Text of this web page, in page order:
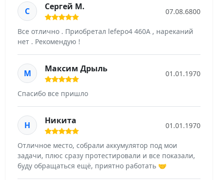
С Сергей М. 07.08.6800
Все отлично . Приобретал lefepo4 460A , нареканий
нет . Рекомендую !
М Максим Дрыль 01.01.1970
Спасибо все пришло
Н Никита 01.01.1970
Отличное место, собрали аккумулятор под мои
задачи, плюс сразу протестировали и все показали,
буду обращаться ещё, приятно работать 🤝